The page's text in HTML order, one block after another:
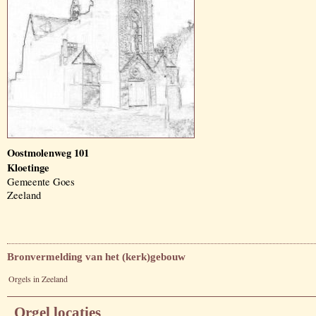
Oostmolenweg 101
Kloetinge
Gemeente Goes
Zeeland
Bronvermelding van het (kerk)gebouw
Orgels in Zeeland
Orgel locaties